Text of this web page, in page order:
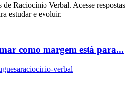
de Raciocínio Verbal. Acesse respostas
estudar e evoluir.
como margem está para...
raciocinio-verbal